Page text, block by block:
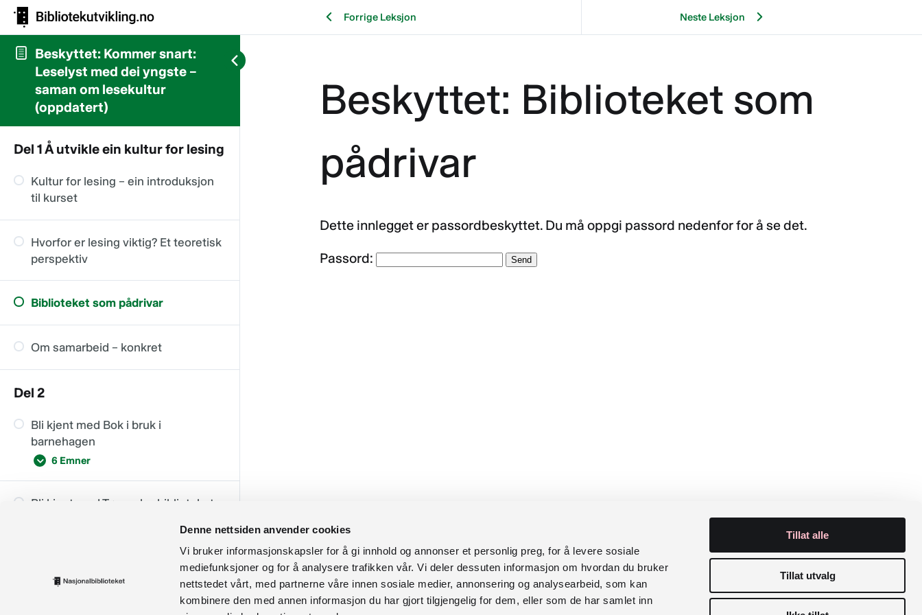
Denne nettsiden anvender cookies
Vi bruker informasjonskapsler for å gi innhold og annonser et personlig preg, for å levere sosiale
mediefunksjoner og for å analysere trafikken vår. Vi deler dessuten informasjon om hvordan du bruker
nettstedet vårt, med partnerne våre innen sosiale medier, annonsering og analysearbeid, som kan
kombinere den med annen informasjon du har gjort tilgjengelig for dem, eller som de har samlet inn
Tillat alle
Tillat utvalg
Beskyttet: Kommer snart:
Leselyst med dei yngste –
saman om lesekultur
(oppdatert)
Del 1 Å utvikle ein kultur for lesing
Kultur for lesing – ein introduksjon
til kurset
Hvorfor er lesing viktig? Et teoretisk
perspektiv
Biblioteket som pådrivar
Om samarbeid – konkret
Del 2
Bli kjent med Bok i bruk i
barnehagen
6 Emner
Gode vanar med lesing og bruk av
Bli kjent med Tøyveske-biblioteket
Kom i gang med
tøyveskebiblioteket
5 Emner
Forrige Leksjon Neste Leksjon
Beskyttet: Biblioteket som
pådrivar
Dette innlegget er passordbeskyttet. Du må oppgi passord nedenfor for å se det.
Passord: